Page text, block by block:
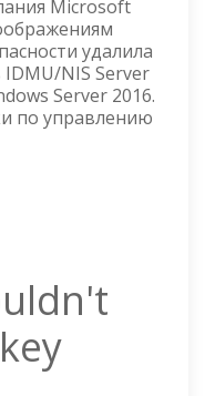
В
SERVER
И
Microsoft
удалила
IDMU/NIS Server
Server 2016.
по управлению